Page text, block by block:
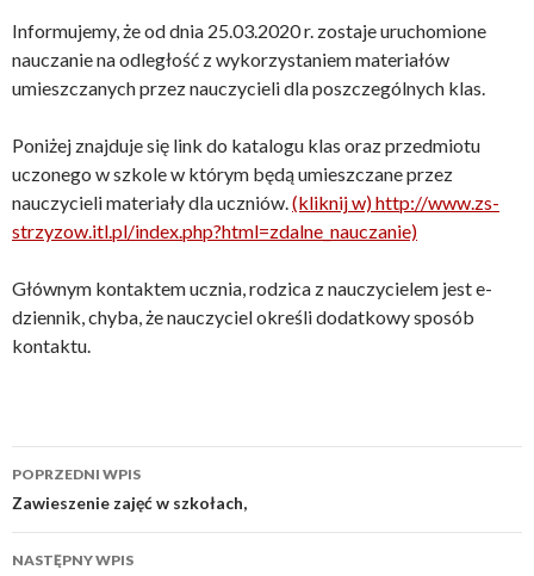
Informujemy, że od dnia 25.03.2020 r. zostaje uruchomione
nauczanie na odległość z wykorzystaniem materiałów
umieszczanych przez nauczycieli dla poszczególnych klas.
Poniżej znajduje się link do katalogu klas oraz przedmiotu
uczonego w szkole w którym będą umieszczane przez
nauczycieli materiały dla uczniów. (kliknij w) http://www.zs-
strzyzow.itl.pl/index.php?html=zdalne_nauczanie)
Głównym kontaktem ucznia, rodzica z nauczycielem jest e-
dziennik, chyba, że nauczyciel określi dodatkowy sposób
kontaktu.
Nawigacja
wpisu
POPRZEDNI WPIS
Zawieszenie zajęć w szkołach,
NASTĘPNY WPIS